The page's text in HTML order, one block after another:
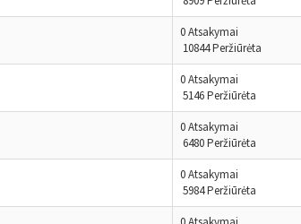
0 Atsakymai
10844 Peržiūrėta
0 Atsakymai
5146 Peržiūrėta
0 Atsakymai
6480 Peržiūrėta
0 Atsakymai
5984 Peržiūrėta